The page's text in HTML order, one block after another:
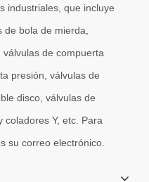
industriales, que incluye
bola de mierda,
de compuerta
presión, válvulas de
disco, válvulas de
coladores Y, etc. Para
su correo electrónico.